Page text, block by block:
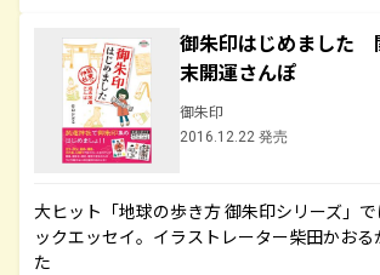
御朱印はじめました
末開運さんぽ
御朱印
2016.12.22 発売
大ヒット「地球の歩き方 御朱印シリーズ」
ックエッセイ。イラストレーター柴田かおる
た